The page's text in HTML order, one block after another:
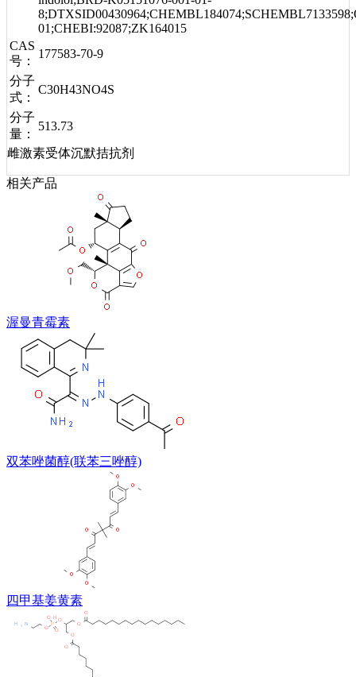
01;CHEBI:92087;ZK164015
CAS
号：
177583-70-9
分子
式：
C30H43NO4S
分子
量：
513.73
雌激素受体沉默拮抗剂
相关产品
渥曼青霉素
双苯唑菌醇(联苯三唑醇)
四甲基姜黄素